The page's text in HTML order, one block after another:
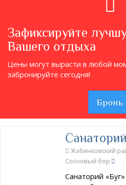
Зафиксируйте
Вашего отдыха
Цены могут вырасти в любой
забронируйте сегодня!
Бронь
Жабинковский
Сосновый бор
Санаторий